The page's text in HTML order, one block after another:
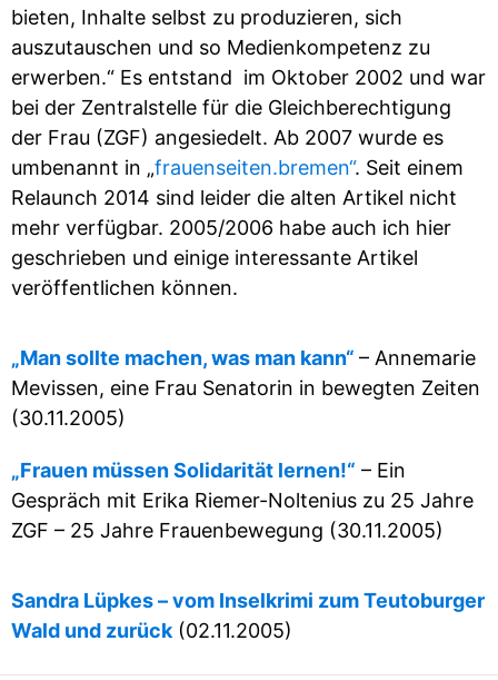
bieten, Inhalte selbst zu produzieren, sich
auszutauschen und so Medienkompetenz zu
erwerben.“ Es entstand im Oktober 2002 und war
bei der Zentralstelle für die Gleichberechtigung
der Frau (ZGF) angesiedelt. Ab 2007 wurde es
umbenannt in „frauenseiten.bremen“. Seit einem
Relaunch 2014 sind leider die alten Artikel nicht
mehr verfügbar. 2005/2006 habe auch ich hier
geschrieben und einige interessante Artikel
veröffentlichen können.
„Man sollte machen, was man kann“ – Annemarie
Mevissen, eine Frau Senatorin in bewegten Zeiten
(30.11.2005)
„Frauen müssen Solidarität lernen!“ – Ein
Gespräch mit Erika Riemer-Noltenius zu 25 Jahre
ZGF – 25 Jahre Frauenbewegung (30.11.2005)
Sandra Lüpkes – vom Inselkrimi zum Teutoburger
Wald und zurück (02.11.2005)